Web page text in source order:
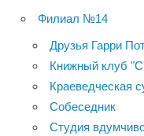
Филиал №14
Друзья Гарри
Книжный клуб
Краеведческая
Собеседник
Студия